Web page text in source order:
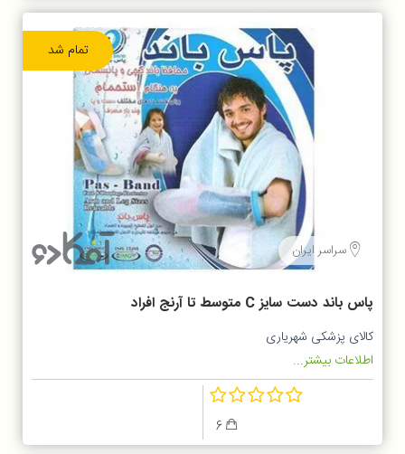
تمام شد
سراسر ایران
پاس باند دست سایز C متوسط تا آرنج افراد
درشت اندام
کالای پزشکی شهریاری
اطلاعات بیشتر...
6